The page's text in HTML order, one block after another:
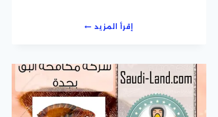
إقرأ المزيدشركة